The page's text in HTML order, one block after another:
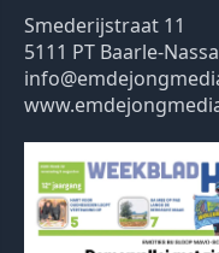
Smederijstraat 11
5111 PT Baarle-